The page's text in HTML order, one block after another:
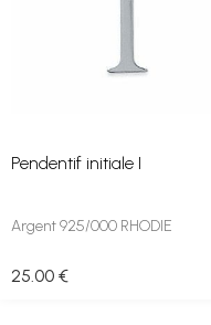
Pendentif initiale I
Argent 925/000 RHODIE
25.00 €